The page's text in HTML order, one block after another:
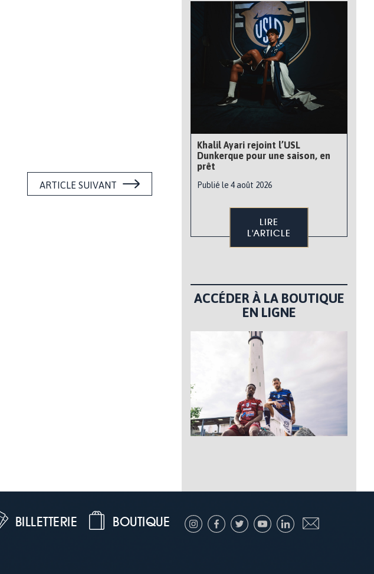
ARTICLE SUIVANT
Khalil Ayari rejoint l’USL
Dunkerque pour une saison, en
prêt
Publié le 4 août 2026
LIRE
L'ARTICLE
ACCÉDER À LA BOUTIQUE
EN LIGNE
BOUTIQUE
BILLETTERIE